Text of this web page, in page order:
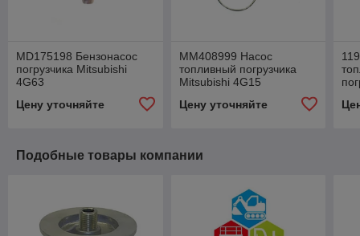
MD175198 Бензонасос
погрузчика Mitsubishi
4G63
Цену уточняйте
MM408999 Насос
топливный погрузчика
Mitsubishi 4G15
Цену уточняйте
Подобные товары компании